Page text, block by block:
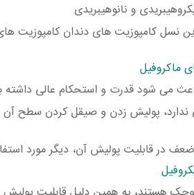
و نانوهیبریدی
ماکروفیل
می شود قدرت و استحکام عالی داشته
ندارد، پولیش زدن و صیقل کردن
در قابلیت پولیش آن، دیگر مورد